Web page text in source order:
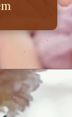
https://erci.edu.vn/meo-giup-be-nhanh-ngu